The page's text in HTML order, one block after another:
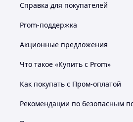
Справка для покупателей
Prom-поддержка
Акционные предложения
Что такое «Купить с Prom»
Как покупать с Пром-оплатой
Рекомендации по безопасным